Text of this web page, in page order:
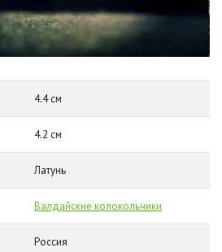
4.4 см
4.2 см
Латунь
Валдайские колокольчики
Россия